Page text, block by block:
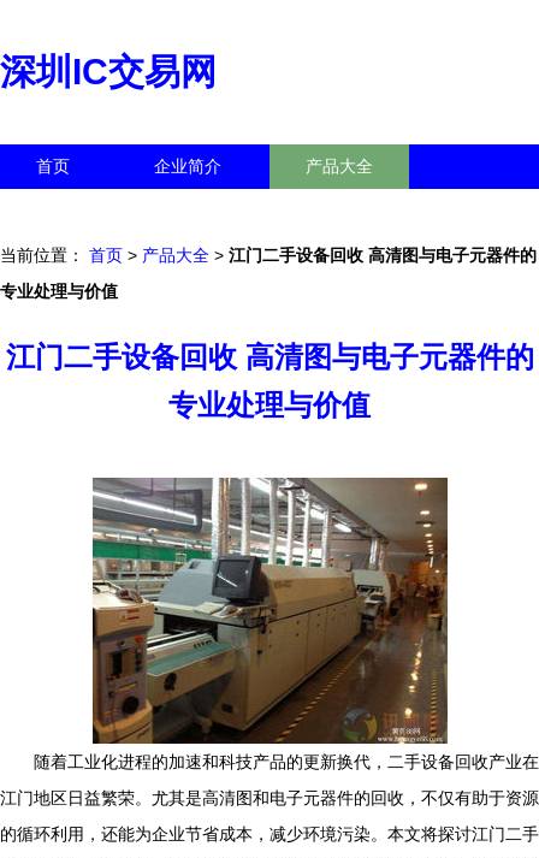
深圳IC交易网
首页 企业简介 产品大全
当前位置： 首页 > 产品大全 > 江门二手设备回收 高清图与电子元器件的
专业处理与价值
江门二手设备回收 高清图与电子元器件的
专业处理与价值
随着工业化进程的加速和科技产品的更新换代，二手设备回收产业在
江门地区日益繁荣。尤其是高清图和电子元器件的回收，不仅有助于资源
的循环利用，还能为企业节省成本，减少环境污染。本文将探讨江门二手